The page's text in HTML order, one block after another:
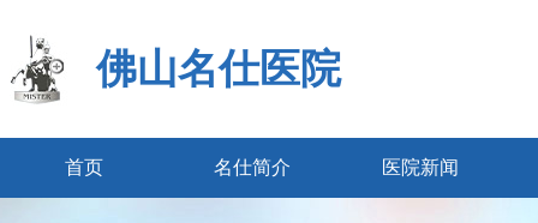
佛山名仕医院
首页 名仕简介 医院新闻